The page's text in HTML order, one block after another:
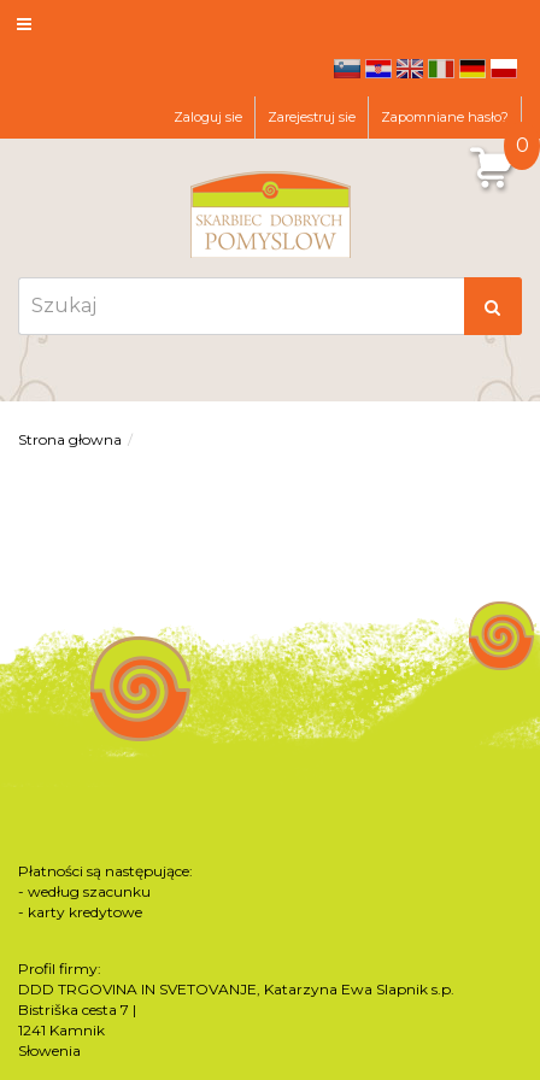
de
pl
Zaloguj sie Zarejestruj sie Zapomniane hasło?
0
Strona głowna
Płatności są następujące:
- według szacunku
- karty kredytowe
Profil firmy:
DDD TRGOVINA IN SVETOVANJE, Katarzyna Ewa Slapnik s.p.
Bistriška cesta 7 |
1241 Kamnik
Słowenia